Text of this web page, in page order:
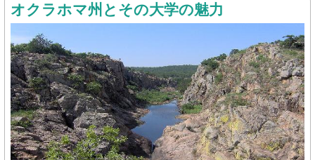
オクラホマ州とその大学の魅力